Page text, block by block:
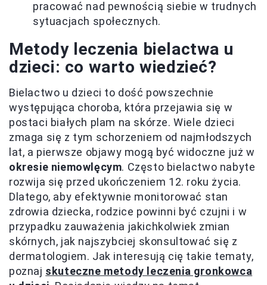
pracować nad pewnością siebie w trudnych
sytuacjach społecznych.
Metody leczenia bielactwa u
dzieci: co warto wiedzieć?
Bielactwo u dzieci to dość powszechnie
występująca choroba, która przejawia się w
postaci białych plam na skórze. Wiele dzieci
zmaga się z tym schorzeniem od najmłodszych
lat, a pierwsze objawy mogą być widoczne już w
okresie niemowlęcym. Często bielactwo nabyte
rozwija się przed ukończeniem 12. roku życia.
Dlatego, aby efektywnie monitorować stan
zdrowia dziecka, rodzice powinni być czujni i w
przypadku zauważenia jakichkolwiek zmian
skórnych, jak najszybciej skonsultować się z
dermatologiem. Jak interesują cię takie tematy,
poznaj skuteczne metody leczenia gronkowca